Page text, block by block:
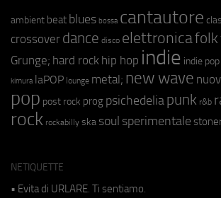
ambient beat blues bossa cantautore
crossover dance disco elettronicafolk
Grunge; hard rock hip hop indie indie pop
kimura laPOP lounge metal; new wave
pop post rock prog psichedeliapunk r&b
rock rockabilly ska soul sperimentale
NETIQUETTE
• Evita di URLARE. Ti sentiamo.